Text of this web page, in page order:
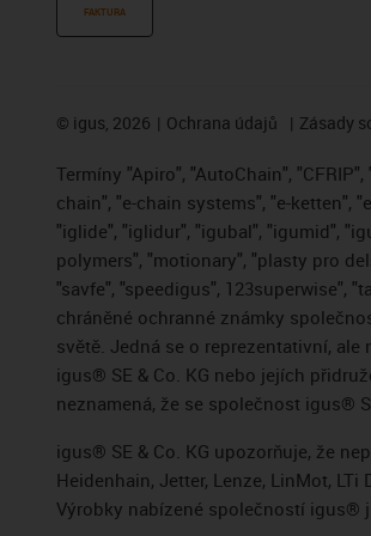
FAKTURA
© igus, 2026 Ochrana údajů Zásady
Termíny "Apiro", "AutoChain",
chain", "e-chain systems", "e-ketten",
"iglide", "iglidur", "igubal", "igumid",
polymers", "motionary", "plasty pro
"savfe", "speedigus", 123superwise",
chráněné ochranné známky
světě. Jedná se o reprezentativní,
igus® SE & Co. KG nebo jejích
neznamená, že se společnost igus®
igus® SE & Co. KG upozorňuje, že
Heidenhain, Jetter, Lenze, LinMot,
Výrobky nabízené společností igus®